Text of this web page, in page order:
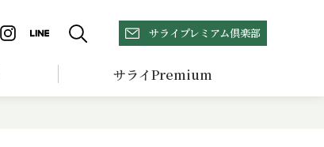
サライプレミアム倶楽部
サライPremium